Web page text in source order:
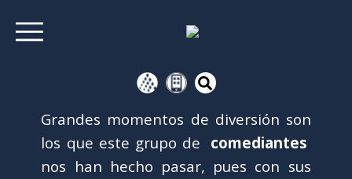
Grandes momentos de diversión son
los que este grupo de comediantes
nos han hecho pasar, pues con sus